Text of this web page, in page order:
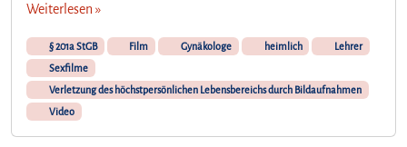
Weiterlesen »
§ 201a StGB Film Gynäkologe heimlich
Lehrer
Sexfilme
Verletzung des höchstpersönlichen Lebensbereichs durch Bildaufnahmen
Video